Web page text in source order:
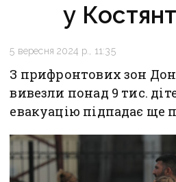
у
5 вересня 2024 р., 11:35
З прифронтових зон
вивезли понад 9 тис.
евакуацію підпадає ще